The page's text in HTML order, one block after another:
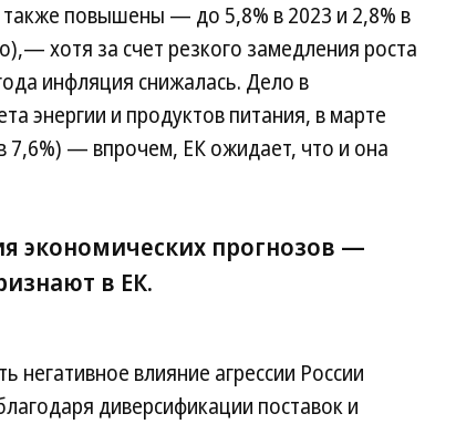
повышены — до 5,8% в 2023 и 2,8% в
хотя за счет резкого замедления роста
инфляция снижалась. Дело в
энергии и продуктов питания, в марте
7,6%) — впрочем, ЕК ожидает, что и она
экономических прогнозов —
в ЕК.
негативное влияние агрессии России
диверсификации поставок и